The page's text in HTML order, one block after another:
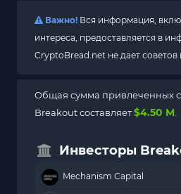
Важно! Вся информация,
интереса, предоставляется в
CryptoBread.net не дает советов
Общая сумма привлеченных
Breakout составляет$4.50 M.
Инвесторы
Mechanism Capital